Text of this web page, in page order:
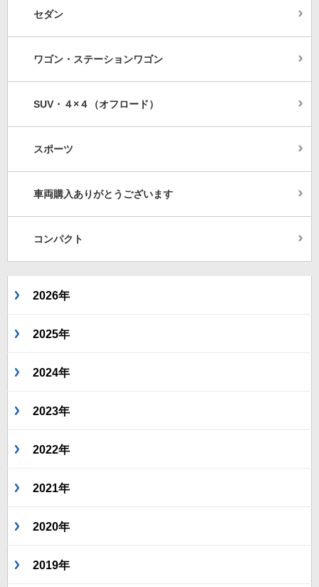
セダン
ワゴン・ステーションワゴン
SUV・４×４（オフロード）
スポーツ
車両購入ありがとうございます
コンパクト
2026年
2025年
2024年
2023年
2022年
2021年
2020年
2019年